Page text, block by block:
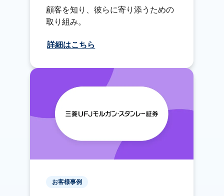
顧客を知り、彼らに寄り添うための
取り組み。
詳細はこちら
お客様事例